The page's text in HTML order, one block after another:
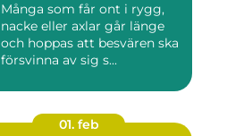
Många som får ont i rygg,
nacke eller axlar går länge
och hoppas att besvären ska
försvinna av sig s...
01. feb